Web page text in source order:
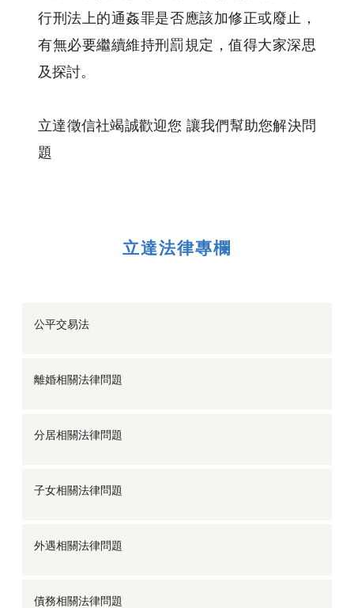
行刑法上的通姦罪是否應該加修正或廢止，
有無必要繼續維持刑罰規定，值得大家深思
及探討。
立達徵信社竭誠歡迎您 讓我們幫助您解決問
題
立達法律專欄
公平交易法
離婚相關法律問題
分居相關法律問題
子女相關法律問題
外遇相關法律問題
債務相關法律問題